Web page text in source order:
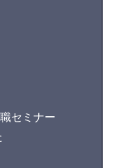
セミナー